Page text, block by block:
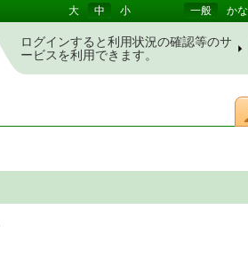
大 中 小 一般 かな
ログインすると利用状況の確認等のサ
ービスを利用できます。